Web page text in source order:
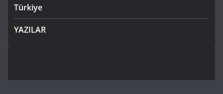
Türkiye
YAZILAR